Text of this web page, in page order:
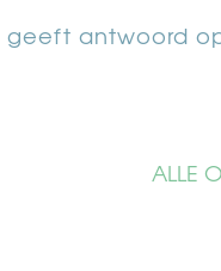
geeft antwoord
ALLE